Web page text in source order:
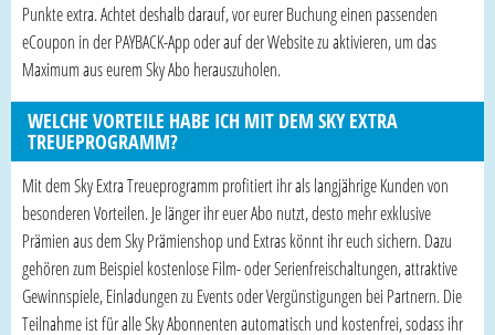
Punkte extra. Achtet deshalb darauf, vor eurer Buchung einen passenden
eCoupon in der PAYBACK-App oder auf der Website zu aktivieren, um das
Maximum aus eurem Sky Abo herauszuholen.
WELCHE VORTEILE HABE ICH MIT DEM SKY EXTRA
TREUEPROGRAMM?
Mit dem Sky Extra Treueprogramm profitiert ihr als langjährige Kunden von
besonderen Vorteilen. Je länger ihr euer Abo nutzt, desto mehr exklusive
Prämien aus dem Sky Prämienshop und Extras könnt ihr euch sichern. Dazu
gehören zum Beispiel kostenlose Film- oder Serienfreischaltungen, attraktive
Gewinnspiele, Einladungen zu Events oder Vergünstigungen bei Partnern. Die
Teilnahme ist für alle Sky Abonnenten automatisch und kostenfrei, sodass ihr